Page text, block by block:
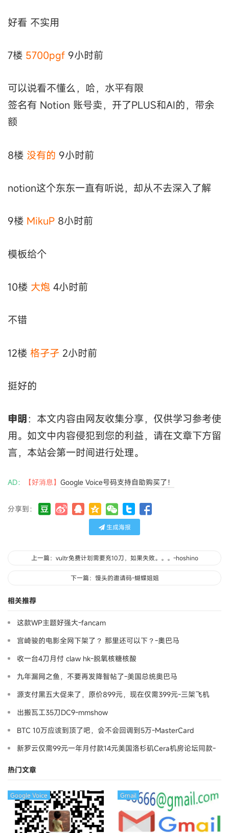
好看 不实用
7楼 5700pgf 9小时前
可以说看不懂么，哈，水平有限
签名有 Notion 账号卖，开了PLUS和AI的，带余
额
8楼 没有的 9小时前
notion这个东东一直有听说，却从不去深入了解
9楼 MikuP 8小时前
模板给个
10楼 大炮 4小时前
不错
12楼 格孑孑 2小时前
挺好的
申明 ：本文内容由网友收集分享，仅供学习参考使
用。如文中内容侵犯到您的利益，请在文章下方留
言，本站会第一时间进行处理。
AD： 【好消息】 Google Voice号码支持自助购买了！
分享到：
生成海报
上一篇：vultr免费计划需要充10刀，如果失败。。。-hoshino
下一篇：馒头的邀请码-蝴蝶姐姐
相关推荐
这款WP主题好强大-fancam
宫崎骏的电影全网下架了？ 那里还可以下？-奧巴马
收一台4刀月付 claw hk-脱氧核糖核酸
九年漏网之鱼，不要再发降智帖了-美国总统奥巴马
源支付黑五大促来了，原价899元，现在仅需399元-三架飞机
出搬瓦工35刀DC9-mmshow
BTC 10万应该到顶了吧，会不会回调到5万-MasterCard
新罗云仅需99元一年月付款14元美国洛杉矶Cera机房论坛同款-
热门文章
Google Voice Gmail